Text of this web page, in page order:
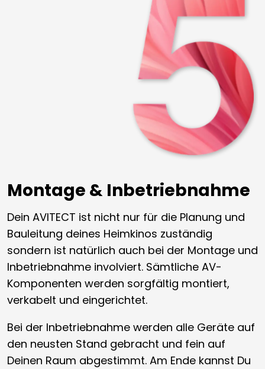
Montage & Inbetriebnahme
Dein AVITECT ist nicht nur für die Planung und
Bauleitung deines Heimkinos zuständig
sondern ist natürlich auch bei der Montage und
Inbetriebnahme involviert. Sämtliche AV-
Komponenten werden sorgfältig montiert,
verkabelt und eingerichtet.
Bei der Inbetriebnahme werden alle Geräte auf
den neusten Stand gebracht und fein auf
Deinen Raum abgestimmt. Am Ende kannst Du